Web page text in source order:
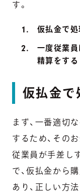
す。
仮払金で処
一度従業員
精算をする
仮払金で
まず、一番適切
するため、その
従業員が手差し
で、仮払金から
あり、正しい方法